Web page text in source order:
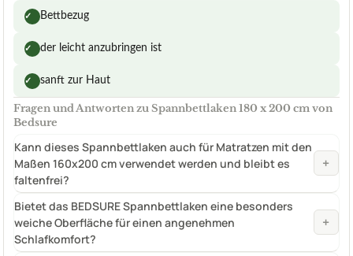
✓ Bettbezug
✓ der leicht anzubringen ist
✓ sanft zur Haut
Fragen und Antworten zu Spannbettlaken 180 x 200 cm von
Bedsure
Kann dieses Spannbettlaken auch für Matratzen mit den
Maßen 160x200 cm verwendet werden und bleibt es
faltenfrei?
+
Bietet das BEDSURE Spannbettlaken eine besonders
weiche Oberfläche für einen angenehmen
Schlafkomfort?
+